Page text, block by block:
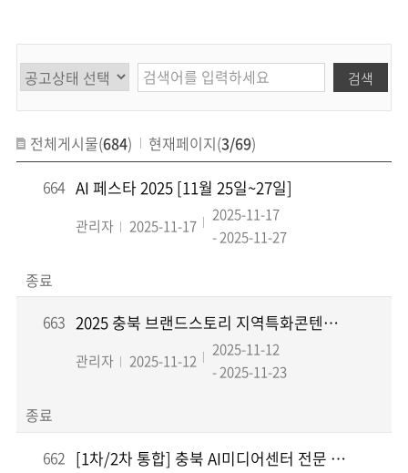
검색
전체게시물(684) 현재페이지(3/69)
664 AI 페스타 2025 [11월 25일~27일]
관리자 2025-11-17
2025-11-17
- 2025-11-27
종료
663
2025 충북 브랜드스토리 지역특화콘텐츠 마케팅지원사업 2차 선정평가 결과
관리자 2025-11-12
2025-11-12
- 2025-11-23
종료
662
[1차/2차 통합] 충북 AI미디어센터 전문 교육프로그램 교육생 모집